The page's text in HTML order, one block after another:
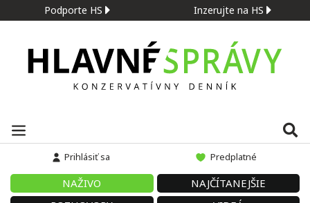
Podporte HS Inzerujte na HS
Prihlásiť sa Predplatné
NAŽIVO
NAJČÍTANEJŠIE